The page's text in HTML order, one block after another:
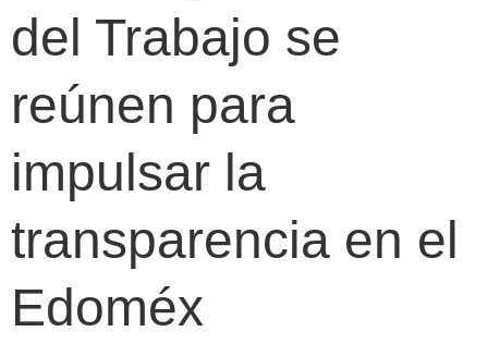
del Trabajo se
reúnen para
impulsar la
transparencia en el
Edoméx